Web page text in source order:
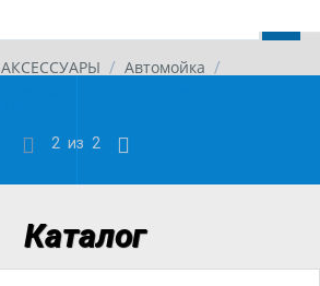
АКСЕССУАРЫ / Автомойка
/
2 из 2
Каталог